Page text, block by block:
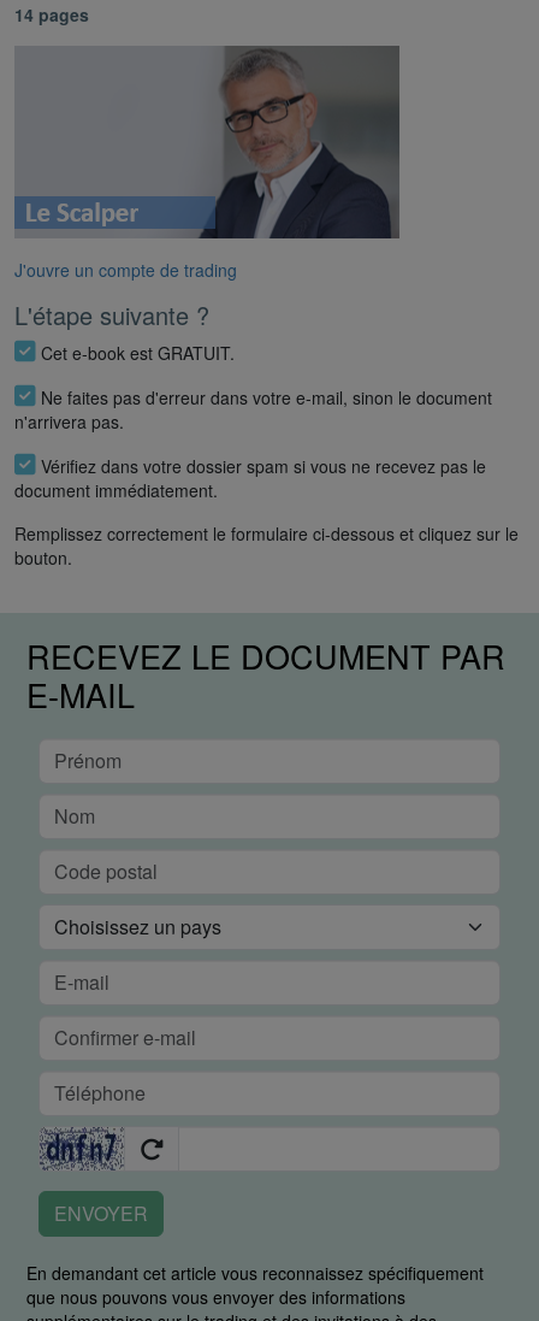
14 pages
J'ouvre un compte de trading
L'étape suivante ?
Cet e-book est GRATUIT.
Ne faites pas d'erreur dans votre e-mail, sinon le document
n'arrivera pas.
Vérifiez dans votre dossier spam si vous ne recevez pas le
document immédiatement.
Remplissez correctement le formulaire ci-dessous et cliquez sur le
bouton.
RECEVEZ LE DOCUMENT PAR
E-MAIL
ENVOYER
En demandant cet article vous reconnaissez spécifiquement
que nous pouvons vous envoyer des informations